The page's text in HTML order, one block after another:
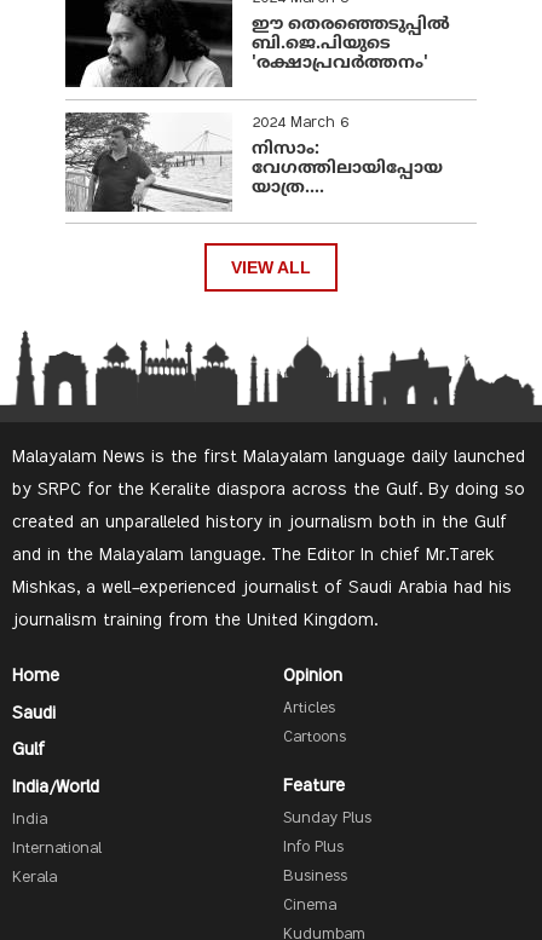
ഈ തെരഞ്ഞെടുപ്പില്‍
ബി.ജെ.പിയുടെ
'രക്ഷാപ്രവര്‍ത്തനം'
2024 March 6
നിസാം:
വേഗത്തിലായിപ്പോയ
യാത്ര....
VIEW ALL
Malayalam News is the first Malayalam language daily launched
by SRPC for the Keralite diaspora across the Gulf. By doing so
created an unparalleled history in journalism both in the Gulf
and in the Malayalam language. The Editor In chief Mr.Tarek
Mishkas, a well-experienced journalist of Saudi Arabia had his
journalism training from the United Kingdom.
Home
Saudi
Gulf
India/World
India
International
Kerala
Opinion
Articles
Cartoons
Feature
Sunday Plus
Info Plus
Business
Cinema
Kudumbam